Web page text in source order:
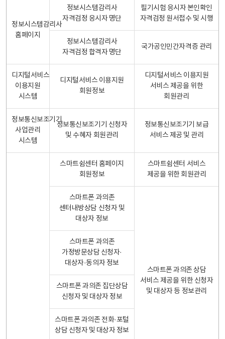
정보시스템감리사
홈페이지
정보시스템감리사
자격검정 응시자 명단
필기시험 응시자 본인확인
자격검정 원서접수 및 시행
정보시스템감리사
자격검정 합격자 명단
국가공인민간자격증 관리
디지털서비스
이용지원
시스템
디지털서비스 이용지원
회원정보
디지털서비스 이용지원
서비스 제공을 위한
회원관리
정보통신보조기기
사업관리
시스템
정보통신보조기기 신청자
및 수혜자 회원관리
정보통신보조기기 보급
서비스 제공 및 관리
스마트쉼센터 홈페이지
회원정보
스마트쉼센터 서비스
제공을 위한 회원관리
스마트폰 과의존
센터내방상담 신청자 및
대상자 정보
스마트폰 과의존 상담
서비스 제공을 위한 신청자
및 대상자 등 정보관리
스마트폰 과의존
가정방문상담 신청자·
대상자·동의자 정보
스마트폰 과의존 집단상담
신청자 및 대상자 정보
스마트폰 과의존 전화·포털
상담 신청자 및 대상자 정보